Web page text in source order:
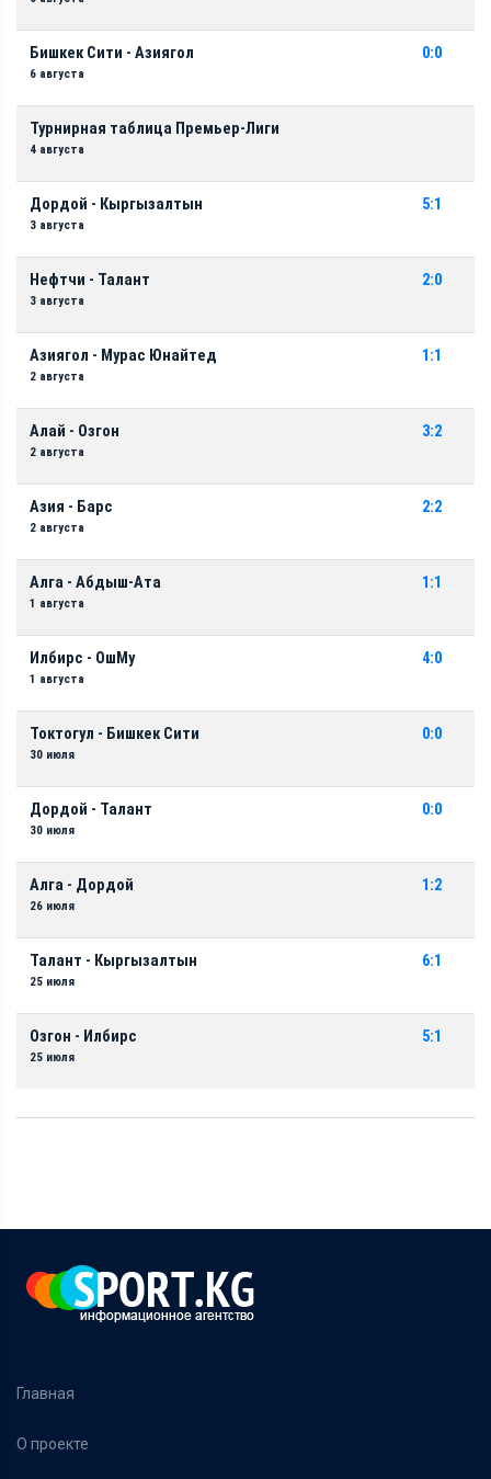
Бишкек Сити - Азиягол
6 августа
0:0
Турнирная таблица Премьер-Лиги
4 августа
Дордой - Кыргызалтын
3 августа
5:1
Нефтчи - Талант
3 августа
2:0
Азиягол - Мурас Юнайтед
2 августа
1:1
Алай - Озгон
2 августа
3:2
Азия - Барс
2 августа
2:2
Алга - Абдыш-Ата
1 августа
1:1
Илбирс - ОшМу
1 августа
4:0
Токтогул - Бишкек Сити
30 июля
0:0
Дордой - Талант
30 июля
0:0
Алга - Дордой
26 июля
1:2
Талант - Кыргызалтын
25 июля
6:1
Озгон - Илбирс
25 июля
5:1
Главная
О проекте